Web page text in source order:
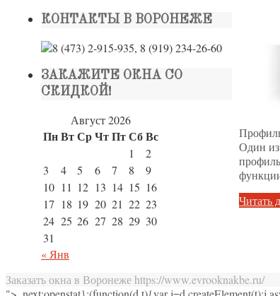
Один из
Читать
КОНТАКТЫ В ВОРОНЕЖЕ
ЗАКАЖИТЕ ОКНА СО
СКИДКОЙ!
Август 2026
ПнВтСрЧтПтСбВс
1
2
3
4 5 6 7 8
9
10 11 12 13 14 15 16
17 18 19 20 21 22 23
24 25 26 27 28 29 30
31
« Янв
Заказать окна в Воронеже https://www.evrooknakbe.ru/